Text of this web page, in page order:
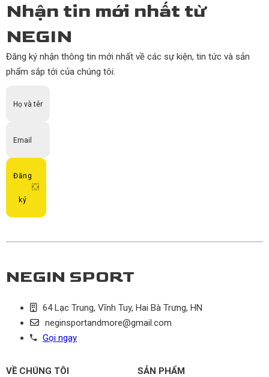
Nhận tin mới nhất từ
NEGIN
Đăng ký nhận thông tin mới nhất về các sự kiện, tin tức và sản
phẩm sắp tới của chúng tôi.
Đăng
ký
NEGIN SPORT
64 Lạc Trung, Vĩnh Tuy, Hai Bà Trưng, HN
neginsportandmore@gmail.com
Gọi ngay
VỀ CHÚNG TÔI SẢN PHẨM